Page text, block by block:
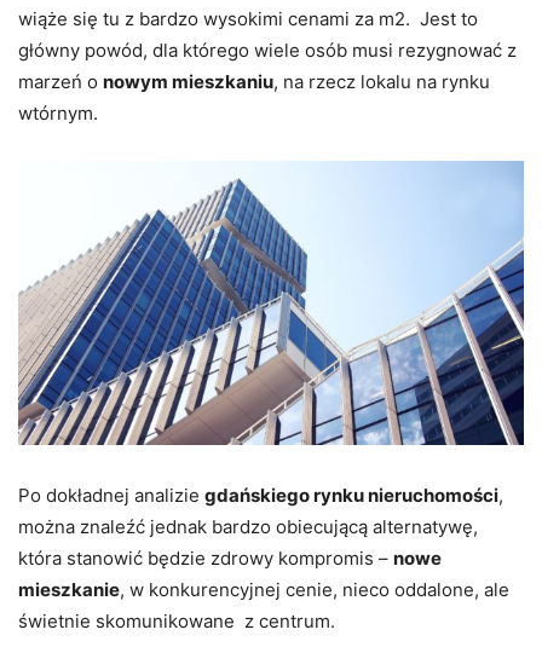
wiąże się tu z bardzo wysokimi cenami za m2. Jest to
główny powód, dla którego wiele osób musi rezygnować z
marzeń o nowym mieszkaniu, na rzecz lokalu na rynku
wtórnym.
Po dokładnej analizie gdańskiego rynku nieruchomości,
można znaleźć jednak bardzo obiecującą alternatywę,
która stanowić będzie zdrowy kompromis – nowe
mieszkanie, w konkurencyjnej cenie, nieco oddalone, ale
świetnie skomunikowane z centrum.